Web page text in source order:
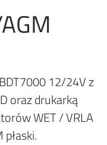
12/24V z
oraz drukarką
WET / VRLA